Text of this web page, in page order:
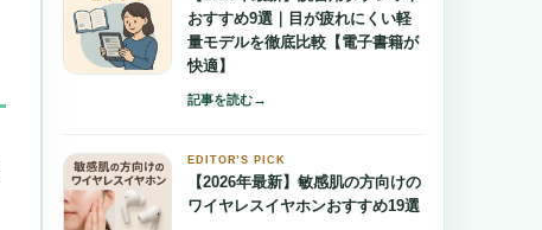
おすすめ9選｜目が疲れにくい軽
量モデルを徹底比較【電子書籍が
快適】
記事を読む→
EDITOR’S PICK
【2026年最新】敏感肌の方向けの
ワイヤレスイヤホンおすすめ19選